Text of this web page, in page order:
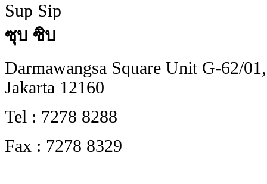
Sup Sip
ซุบ ซิบ
Darmawangsa Square Unit G-62/
Jakarta 12160
Tel : 7278 8288
Fax : 7278 8329